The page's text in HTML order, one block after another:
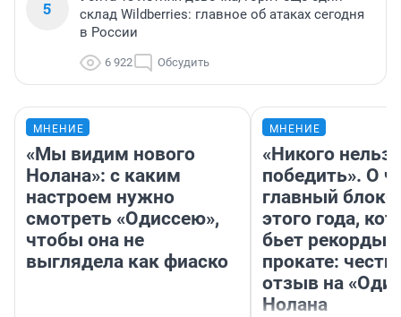
5
склад Wildberries: главное об атаках сегодня
в России
6 922 Обсудить
МНЕНИЕ
«Мы видим нового
Нолана»: с каким
настроем нужно
смотреть «Одиссею»,
чтобы она не
выглядела как фиаско
МНЕНИЕ
«Никого нельзя
победить». О
главный
этого года,
бьет рекорды в
прокате:
отзыв на
Нолана